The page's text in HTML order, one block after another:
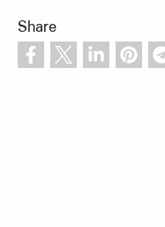
Share